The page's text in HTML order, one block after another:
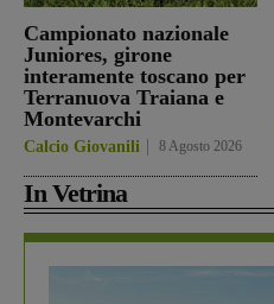
Campionato nazionale
Juniores, girone
interamente toscano per
Terranuova Traiana e
Montevarchi
Calcio Giovanili 8 Agosto 2026
In Vetrina